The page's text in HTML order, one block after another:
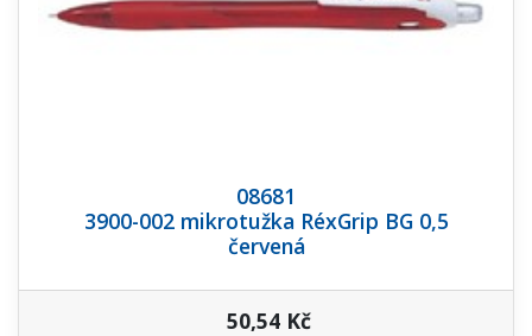
08681
3900-002 mikrotužka RéxGrip BG 0,5
červená
50,54 Kč